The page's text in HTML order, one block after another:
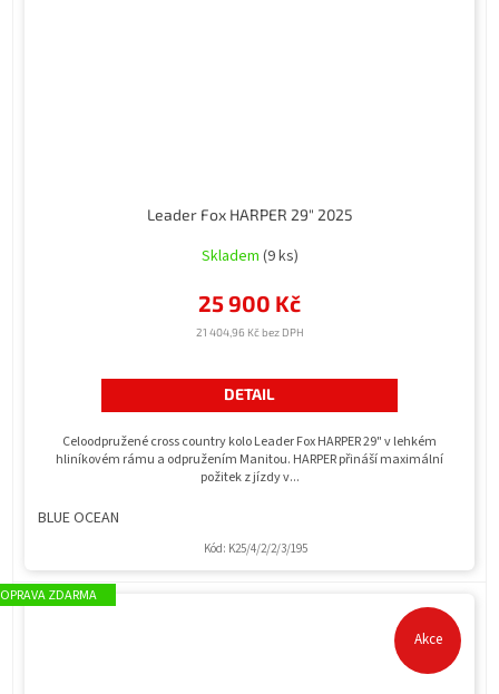
Leader Fox HARPER 29" 2025
Skladem (9 ks)
21 404,96 Kč bez DPH
25 900 Kč
DETAIL
Celoodpružené cross country kolo Leader Fox HARPER 29" v lehkém
hliníkovém rámu a odpružením Manitou. HARPER přináší maximální
požitek z jízdy v...
BLUE OCEAN
Kód: K25/4/2/2/3/195
Akce
ZDARMA